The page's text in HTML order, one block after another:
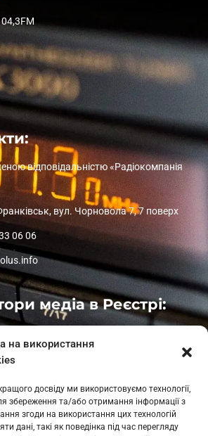
на використання
досвіду ми використовуємо технології,
збереження та/або отримання інформації з
згоди на використання цих технологій
дані, такі як поведінка під час перегляду
відповідальністю «Радіокомпанія
вул. Чорновола 7, 7 поверх
06 06
медіа в Реєстрі: